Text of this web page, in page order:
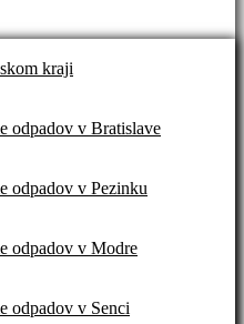
kraji
odpadov v Bratislave
odpadov v Pezinku
odpadov v Modre
odpadov v Senci